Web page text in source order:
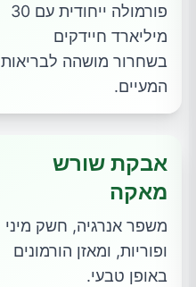
פורמולה ייחודית עם 30
מיליארד חיידקים
בשחרור מושהה לבריאות
המעיים.
אבקת שורש
מאקה
משפר אנרגיה, חשק מיני
ופוריות, ומאזן הורמונים
באופן טבעי.